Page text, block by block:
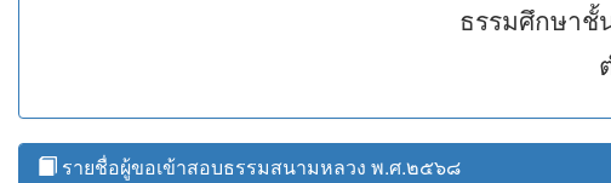
ธรรมศึกษาชั้
รายชื่อผู้ขอเข้าสอบธรรมสนามหลวง พ.ศ.๒๕๖๘